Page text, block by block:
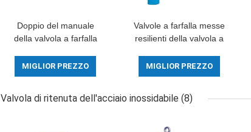
Doppio del manuale
della valvola a farfalla
SUFA il grande ha
flangiato metallo con
MIGLIOR PREZZO
Valvole a farfalla messe
resilienti della valvola a
struttura compatta
MIGLIOR PREZZO
Valvola di ritenuta dell'acciaio inossidabile (8)